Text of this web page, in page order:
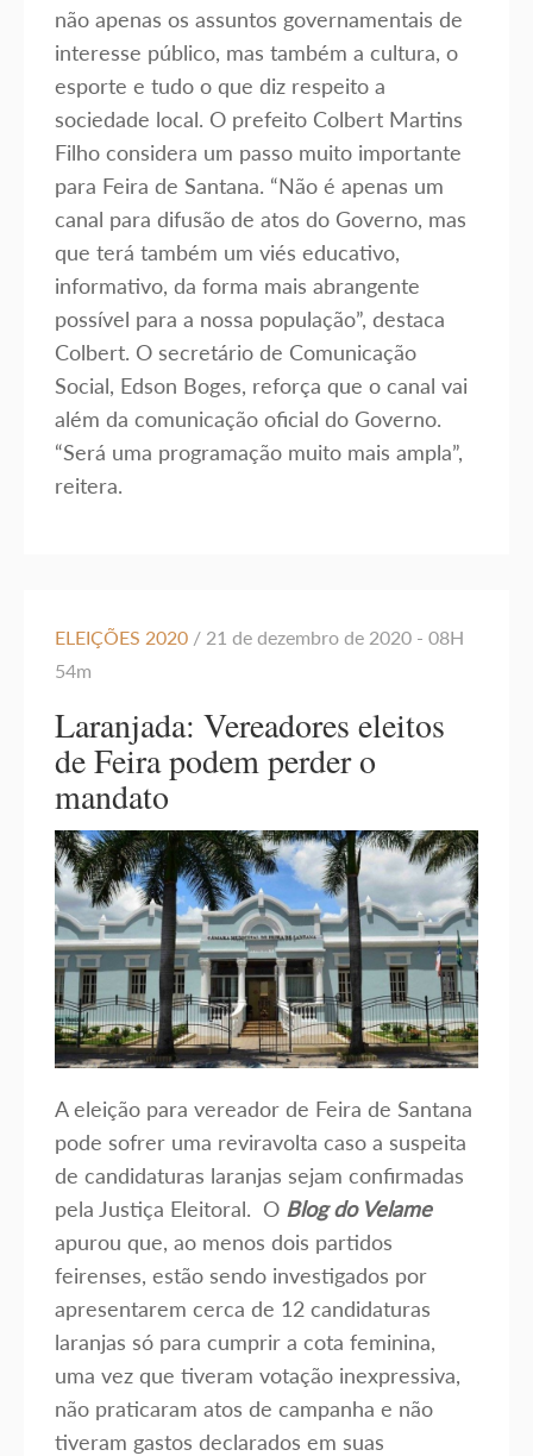
não apenas os assuntos governamentais de
interesse público, mas também a cultura, o
esporte e tudo o que diz respeito a
sociedade local. O prefeito Colbert Martins
Filho considera um passo muito importante
para Feira de Santana. “Não é apenas um
canal para difusão de atos do Governo, mas
que terá também um viés educativo,
informativo, da forma mais abrangente
possível para a nossa população”, destaca
Colbert. O secretário de Comunicação
Social, Edson Boges, reforça que o canal vai
além da comunicação oficial do Governo.
“Será uma programação muito mais ampla”,
reitera.
ELEIÇÕES 2020 / 21 de dezembro de 2020 - 08H
54m
Laranjada: Vereadores eleitos
de Feira podem perder o
mandato
A eleição para vereador de Feira de Santana
pode sofrer uma reviravolta caso a suspeita
de candidaturas laranjas sejam confirmadas
pela Justiça Eleitoral. O Blog do Velame
apurou que, ao menos dois partidos
feirenses, estão sendo investigados por
apresentarem cerca de 12 candidaturas
laranjas só para cumprir a cota feminina,
uma vez que tiveram votação inexpressiva,
não praticaram atos de campanha e não
tiveram gastos declarados em suas